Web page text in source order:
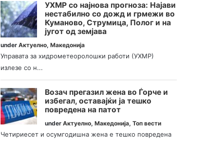
УХМР со најнова прогноза: Најави
нестабилно со дожд и грмежи во
Куманово, Струмица, Полог и на
југот од земјава
underАктуелно,Македонија
Управата за хидрометеоролошки работи (УХМР)
излезе со н...
Возач прегазил жена во Ѓорче и
избегал, оставајќи ја тешко
повредена на патот
underАктуелно,Македонија,Топ вести
Четириесет и осумгодишна жена е тешко повредена